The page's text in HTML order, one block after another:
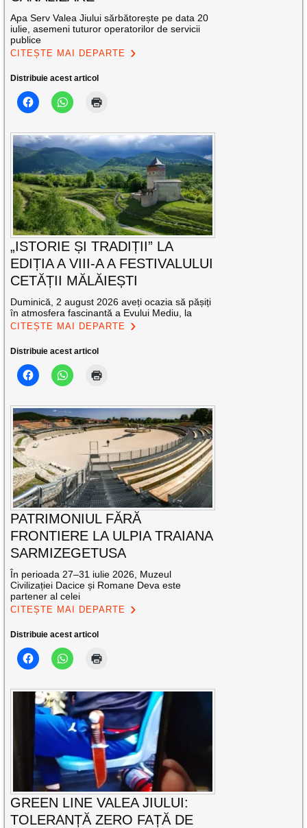
Apa Serv Valea Jiului sărbătorește pe data 20
iulie, asemeni tuturor operatorilor de servicii
publice
CITEȘTE MAI DEPARTE
Distribuie acest articol
„ISTORIE ȘI TRADIȚII” LA
EDIȚIA A VIII-A A FESTIVALULUI
CETĂȚII MĂLĂIEȘTI
Duminică, 2 august 2026 aveți ocazia să pășiți
în atmosfera fascinantă a Evului Mediu, la
CITEȘTE MAI DEPARTE
Distribuie acest articol
PATRIMONIUL FĂRĂ
FRONTIERE LA ULPIA TRAIANA
SARMIZEGETUSA
În perioada 27–31 iulie 2026, Muzeul
Civilizației Dacice și Romane Deva este
partener al celei
CITEȘTE MAI DEPARTE
Distribuie acest articol
GREEN LINE VALEA JIULUI:
TOLERANȚĂ ZERO FAȚĂ DE